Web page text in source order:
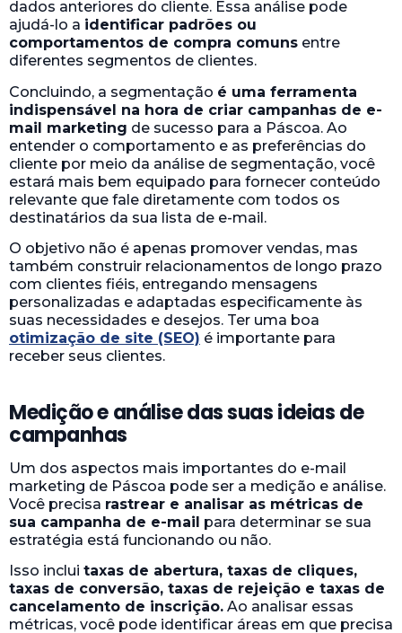
dados anteriores do cliente. Essa análise pode
ajudá-lo a identificar padrões ou
comportamentos de compra comuns entre
diferentes segmentos de clientes.
Concluindo, a segmentação é uma ferramenta
indispensável na hora de criar campanhas de e-
mail marketing de sucesso para a Páscoa. Ao
entender o comportamento e as preferências do
cliente por meio da análise de segmentação, você
estará mais bem equipado para fornecer conteúdo
relevante que fale diretamente com todos os
destinatários da sua lista de e-mail.
O objetivo não é apenas promover vendas, mas
também construir relacionamentos de longo prazo
com clientes fiéis, entregando mensagens
personalizadas e adaptadas especificamente às
suas necessidades e desejos. Ter uma boa
otimização de site (SEO) é importante para
receber seus clientes.
Medição e análise das suas ideias de
campanhas
Um dos aspectos mais importantes do e-mail
marketing de Páscoa pode ser a medição e análise.
Você precisa rastrear e analisar as métricas de
sua campanha de e-mail para determinar se sua
estratégia está funcionando ou não.
Isso inclui taxas de abertura, taxas de cliques,
taxas de conversão, taxas de rejeição e taxas de
cancelamento de inscrição. Ao analisar essas
métricas, você pode identificar áreas em que precisa